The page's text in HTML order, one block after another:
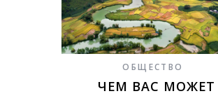
ОБЩЕСТВО
ЧЕМ ВАС МОЖЕТ